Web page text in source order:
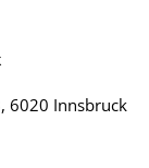
6020 Innsbruck